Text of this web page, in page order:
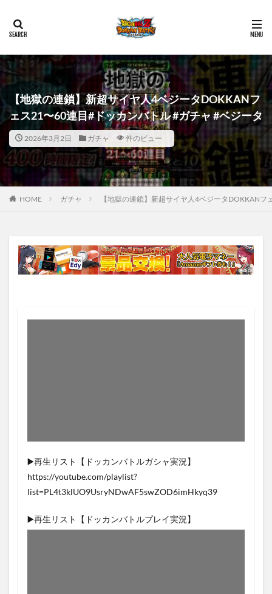
【地獄の連鎖】新超サイヤ人4ベジータDOKKANフ
ェス21〜60連目#ドッカンバトル #ガチャ #ベジータ
2026年3月2日 ガチャ 件のビュー
HOME ガチャ 【地獄の連鎖】新超サイヤ人4ベジータDOKKAN
▶️再生リスト【ドッカンバトルガシャ実況】
https://youtube.com/playlist?
list=PL4t3klUO9UsryNDwAF5swZOD6imHkyq39
▶️再生リスト【ドッカンバトルプレイ実況】